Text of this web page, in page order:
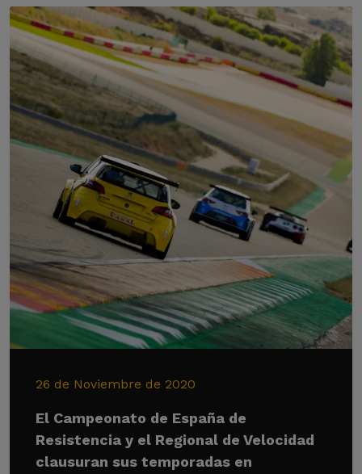
26 de Noviembre de 2020
El Campeonato de España de
Resistencia y el Regional de Velocidad
clausuran sus temporadas en